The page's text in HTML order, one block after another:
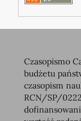
Czasopismo
budżetu
czasopism
RCN/SP/